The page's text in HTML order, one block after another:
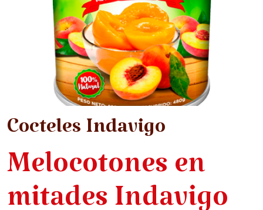
Cocteles Indavigo
Melocotones en